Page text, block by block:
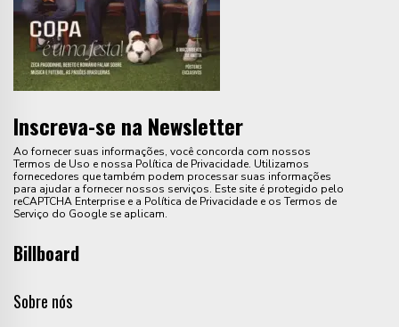
Inscreva-se na Newsletter
Ao fornecer suas informações, você concorda com nossos
Termos de Uso e nossa Política de Privacidade. Utilizamos
fornecedores que também podem processar suas informações
para ajudar a fornecer nossos serviços. Este site é protegido pelo
reCAPTCHA Enterprise e a Política de Privacidade e os Termos de
Serviço do Google se aplicam.
Billboard
Sobre nós